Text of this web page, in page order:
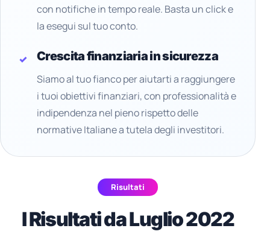
con notifiche in tempo reale. Basta un click e
la esegui sul tuo conto.
Crescita finanziaria in sicurezza
Siamo al tuo fianco per aiutarti a raggiungere
i tuoi obiettivi finanziari, con professionalità e
indipendenza nel pieno rispetto delle
normative Italiane a tutela degli investitori.
Risultati
I Risultati da Luglio 2022